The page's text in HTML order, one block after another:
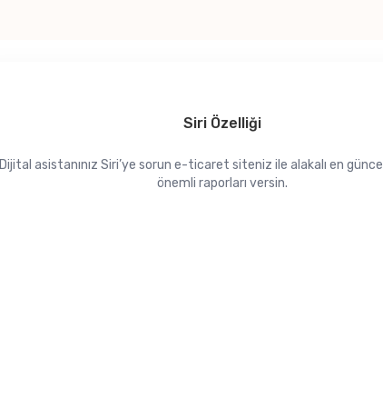
Siri Özelliği
Dijital asistanınız Siri’ye sorun e-ticaret siteniz ile alakalı en
önemli raporları versin.